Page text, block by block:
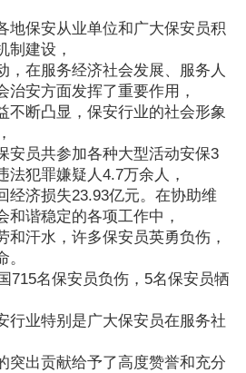
地保安从业单位和广大保安员积
制建设，
，在服务经济社会发展、服务人
治安方面发挥了重要作用，
不断凸显， 保安行业的社会形象
安员共参加各种大型活动安保3
法犯罪嫌疑人4.7万余人，
经济损失23.93亿元。在协助维
和谐稳定的各项工作中，
和汗水，许多保安员英勇负伤，
715名保安员负伤，5名保安员牺
行业特别是广大保安员在服务社
突出贡献给予了高度赞誉和充分